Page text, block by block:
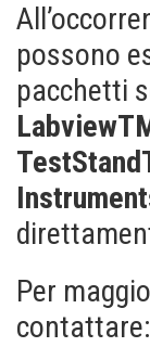
possono
pacchetti
Per
contattare: